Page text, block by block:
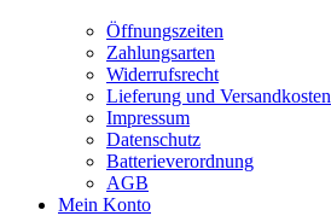
Öffnungszeiten
Zahlungsarten
Widerrufsrecht
Lieferung und Versandkosten
Impressum
Datenschutz
Batterieverordnung
AGB
Mein Konto